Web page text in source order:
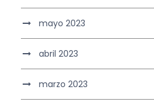
mayo 2023
abril 2023
marzo 2023